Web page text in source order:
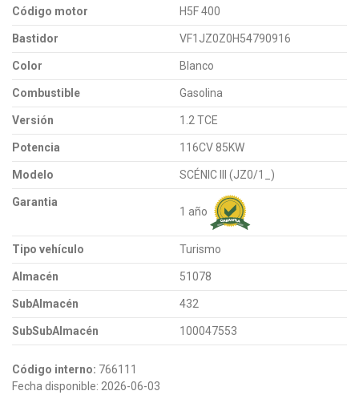
Código motor H5F 400
Bastidor VF1JZ0Z0H54790916
Color Blanco
Combustible Gasolina
Versión 1.2 TCE
Potencia 116CV 85KW
Modelo SCÉNIC III (JZ0/1_)
Garantia
1 año
Tipo vehículo Turismo
Almacén 51078
SubAlmacén 432
SubSubAlmacén 100047553
Código interno: 766111
Fecha disponible: 2026-06-03